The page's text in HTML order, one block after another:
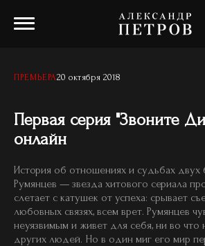
ПРЕМЬЕРА20 октября 2018
Первая серия "Звоните
онлайн
История об отношениях и судьбах двух
Румянцев — звезда хитового сериала
слетает с катушек от успеха: срывает
любовных связях, всем врет. Румянцев
неуязвимым и живет для себя, ни во что
других людей. Но в один миг его мир